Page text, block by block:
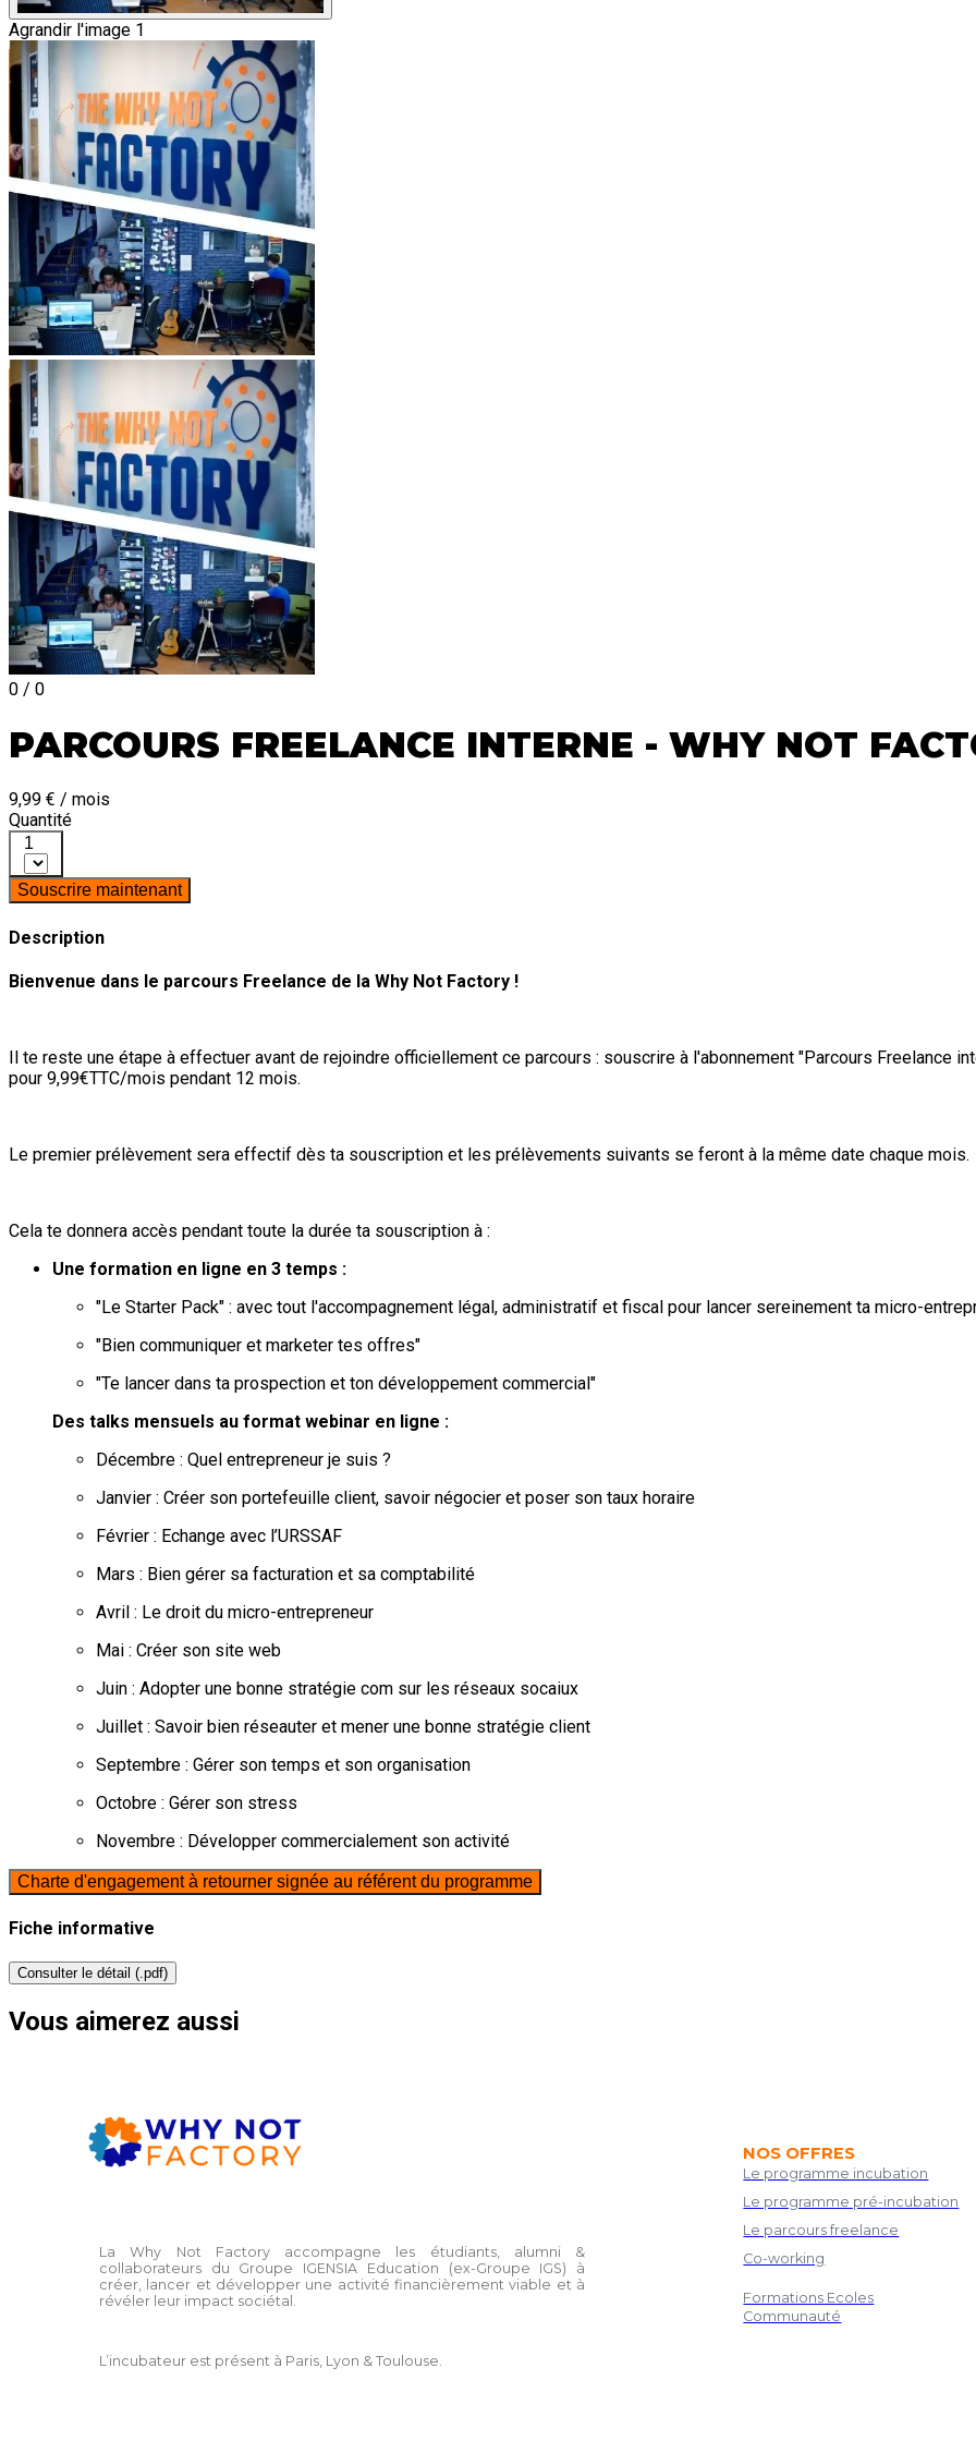
Agrandir l'image 1
0 / 0
PARCOURS FREELANCE INTERNE - WHY NOT
9,99 € / mois
Quantité
1
Souscrire maintenant
Description
Bienvenue dans le parcours Freelance de la Why Not Factory !
Il te reste une étape à effectuer avant de rejoindre officiellement ce parcours : souscrire à l'abonnement "Parcours Freelance
pour 9,99€TTC/mois pendant 12 mois.
Le premier prélèvement sera effectif dès ta souscription et les prélèvements suivants se feront à la même date chaque mois.
Cela te donnera accès pendant toute la durée ta souscription à :
Une formation en ligne en 3 temps :
"Le Starter Pack" : avec tout l'accompagnement légal, administratif et fiscal pour lancer sereinement ta micro-
"Bien communiquer et marketer tes offres"
"Te lancer dans ta prospection et ton développement commercial"
Des talks mensuels au format webinar en ligne :
Décembre : Quel entrepreneur je suis ?
Janvier : Créer son portefeuille client, savoir négocier et poser son taux horaire
Février : Echange avec l’URSSAF
Mars : Bien gérer sa facturation et sa comptabilité
Avril : Le droit du micro-entrepreneur
Mai : Créer son site web
Juin : Adopter une bonne stratégie com sur les réseaux socaiux
Juillet : Savoir bien réseauter et mener une bonne stratégie client
Septembre : Gérer son temps et son organisation
Octobre : Gérer son stress
Novembre : Développer commercialement son activité
Charte d'engagement à retourner signée au référent du programme
Fiche informative
Consulter le détail (.pdf)
Vous aimerez aussi
Le programme incubation
La Why Not Factory accompagne les étudiants, alumni &
collaborateurs du Groupe IGENSIA Education (ex-Groupe IGS) à
créer, lancer et développer une activité financièrement viable et à
révéler leur impact sociétal.
L’incubateur est présent à Paris, Lyon & Toulouse.
NOS OFFRES
Co-working
Formations Ecoles
Le parcours freelance
Le programme pré-incubation
Communauté